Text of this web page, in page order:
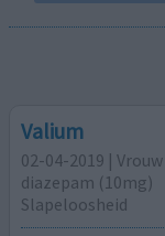
Valium
02-04-2019 | Vrouw
diazepam (10mg)
Slapeloosheid